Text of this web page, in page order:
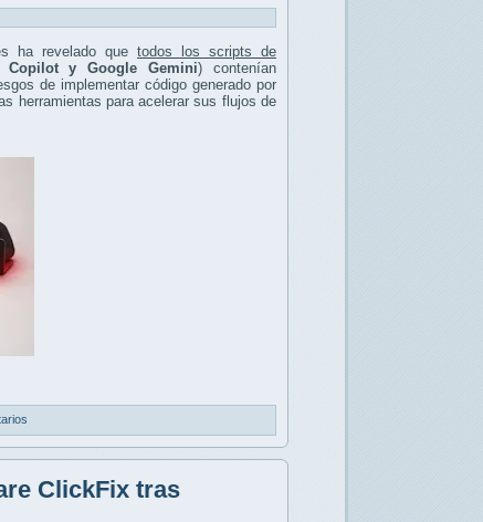
ha revelado que todos los scripts de
Copilot y Google Gemini) contenían
de implementar código generado por
herramientas para acelerar sus flujos de
ClickFix tras